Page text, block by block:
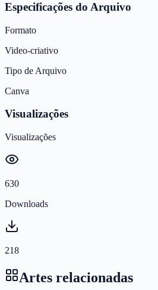
Especificações do Arquivo
Formato
Video-criativo
Tipo de Arquivo
Canva
Visualizações
Visualizações
630
Downloads
218
Artes relacionadas